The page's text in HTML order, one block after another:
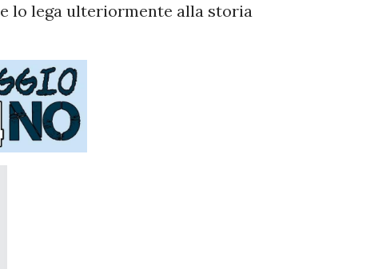
e lo lega ulteriormente alla storia